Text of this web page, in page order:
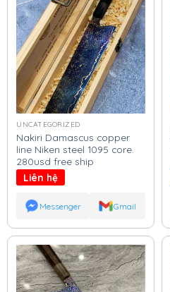
UNCATEGORIZED
Nakiri Damascus copper
line Niken steel 1095 core.
280usd free ship
Liên hệ
Messenger Gmail